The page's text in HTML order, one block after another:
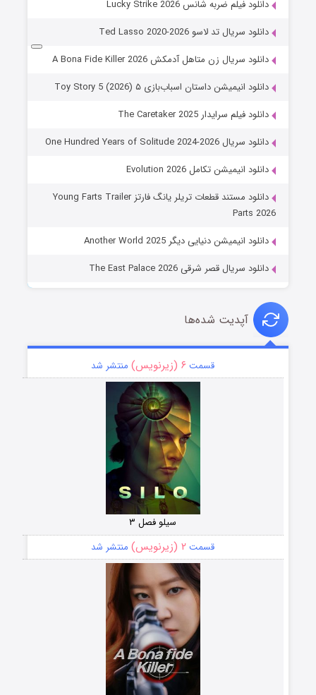
دانلود فیلم ضربه شانس Lucky Strike 2026
دانلود سریال تد لاسو Ted Lasso 2020-2026
دانلود سریال زن متاهل آدمکش A Bona Fide Killer 2026
دانلود انیمیشن داستان اسباب‌بازی ۵ Toy Story 5 (2026)
دانلود فیلم سرایدار The Caretaker 2025
دانلود سریال One Hundred Years of Solitude 2024-2026
دانلود انیمیشن تکامل Evolution 2026
دانلود مستند قطعات تریلر یانگ فارتز Young Farts Trailer
Parts 2026
دانلود انیمیشن دنیایی دیگر Another World 2025
دانلود سریال قصر شرقی The East Palace 2026
آپدیت شده‌ها
قسمت ۶ (زیرنویس) منتشر شد
سیلو فصل ۳
قسمت ۲ (زیرنویس) منتشر شد